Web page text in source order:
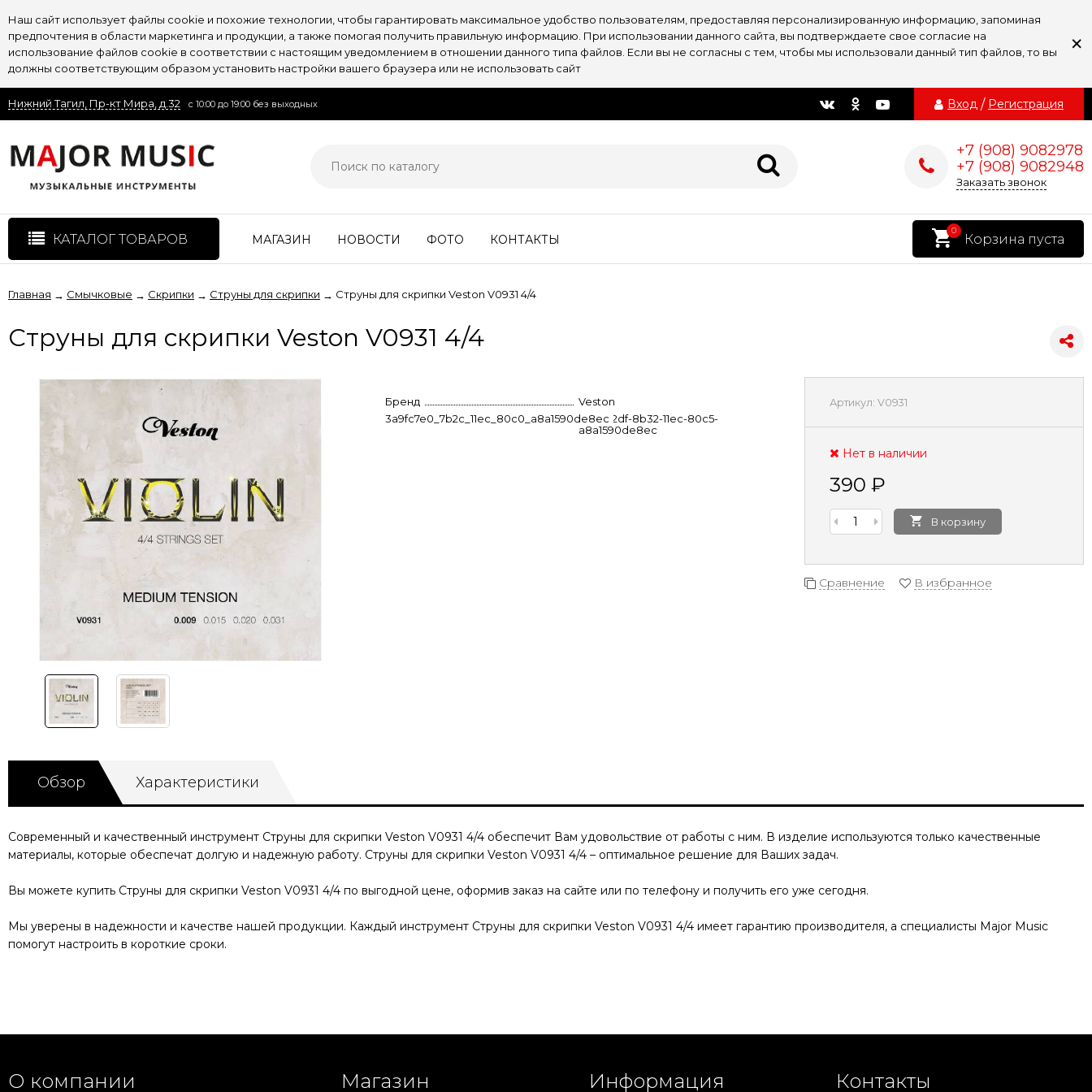
Наш сайт использует файлы cookie и похожие технологии, чтобы гарантировать максимальное удобство пользователям, предоставляя персонализированную информацию, запоминая
предпочтения в области маркетинга и продукции, а также помогая получить правильную информацию. При использовании данного сайта, вы подтверждаете свое согласие на
использование файлов cookie в соответствии с настоящим уведомлением в отношении данного типа файлов. Если вы не согласны с тем, чтобы мы использовали данный тип файлов, то вы
должны соответствующим образом установить настройки вашего браузера или не использовать сайт
×
Нижний Тагил, Пр-кт Мира, д.32 с 10:00 до 19:00 без выходных Вход / Регистрация
+7 (908) 9082978
+7 (908) 9082948
Заказать звонок
КАТАЛОГ ТОВАРОВ Корзина пуста
0
МАГАЗИН НОВОСТИ ФОТО КОНТАКТЫ
Главная → Смычковые → Скрипки → Струны для скрипки → Струны для скрипки Veston V0931 4/4
Струны для скрипки Veston V0931 4/4
Артикул: V0931
Нет в наличии
390 ₽
В корзину
Сравнение В избранное
Бренд
Veston
3a9fc7e0_7b2c_11ec_80c0_a8a1590de8ec824cd2df-8b32-11ec-80c5-
a8a1590de8ec
Обзор Характеристики
Современный и качественный инструмент Струны для скрипки Veston V0931 4/4 обеспечит Вам удовольствие от работы с ним. В изделие используются только качественные
материалы, которые обеспечат долгую и надежную работу. Струны для скрипки Veston V0931 4/4 – оптимальное решение для Ваших задач.
Вы можете купить Струны для скрипки Veston V0931 4/4 по выгодной цене, оформив заказ на сайте или по телефону и получить его уже сегодня.
Мы уверены в надежности и качестве нашей продукции. Каждый инструмент Струны для скрипки Veston V0931 4/4 имеет гарантию производителя, а специалисты Major Music
помогут настроить в короткие сроки.
О компании Магазин Информация Контакты